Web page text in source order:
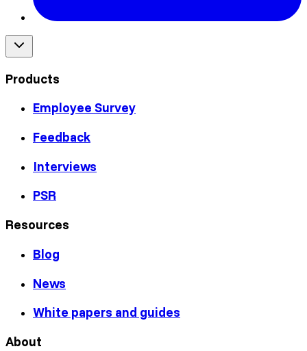
Products
Employee Survey
Feedback
Interviews
PSR
Resources
Blog
News
White papers and guides
About